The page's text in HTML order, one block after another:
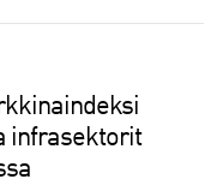
infrasektorit